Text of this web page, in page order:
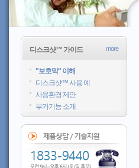
more
디스크샷™ 가이드
"보호막" 이해
디스크샷™ 사용 예
사용환경 제안
부가기능 소개